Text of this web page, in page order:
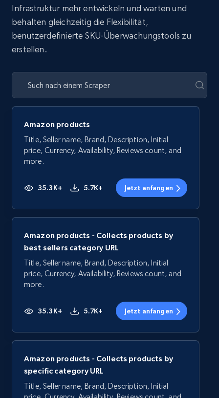
Infrastruktur mehr entwickeln und warten und
behalten gleichzeitig die Flexibilität,
benutzerdefinierte SKU-Überwachungstools zu
erstellen.
Amazon products
Title, Seller name, Brand, Description, Initial
price, Currency, Availability, Reviews count, and
more.
35.3K+ 5.7K+ Jetzt anfangen
Amazon products - Collects products by
best sellers category URL
Title, Seller name, Brand, Description, Initial
price, Currency, Availability, Reviews count, and
more.
35.3K+ 5.7K+ Jetzt anfangen
Amazon products - Collects products by
specific category URL
Title, Seller name, Brand, Description, Initial